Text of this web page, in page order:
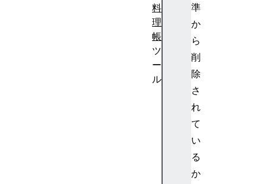
準
か
ら
削
除
さ
れ
て
い
る
か
料
理
帳
ツ
ー
ル